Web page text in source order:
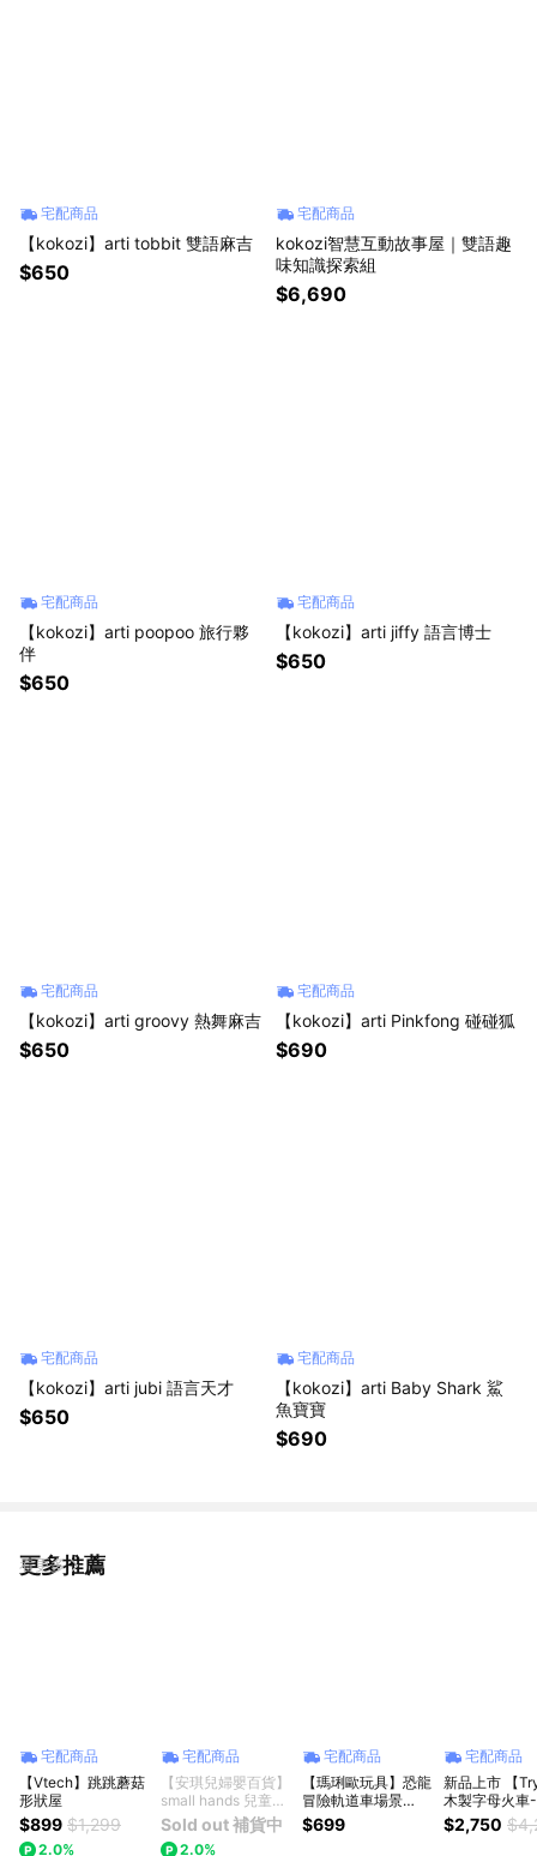
宅配商品
【kokozi】arti tobbit 雙語麻吉
$650
宅配商品
kokozi智慧互動故事屋｜雙語趣
味知識探索組
$6,690
宅配商品
【kokozi】arti poopoo 旅行夥
伴
$650
宅配商品
【kokozi】arti jiffy 語言博士
$650
宅配商品
【kokozi】arti groovy 熱舞麻吉
$650
宅配商品
【kokozi】arti Pinkfong 碰碰狐
$690
宅配商品
【kokozi】arti jubi 語言天才
$650
宅配商品
【kokozi】arti Baby Shark 鯊
魚寶寶
$690
更多推薦
看更多
宅配商品
【Vtech】跳跳蘑菇
形狀屋
$899 $1,299
2.0%
宅配商品
【安琪兒婦嬰百貨】
small hands 兒童小
手布書(農場篇)
Sold out 補貨中
2.0%
宅配商品
【瑪琍歐玩具】恐龍
冒險軌道車場景
組/ZX-663A
$699
宅配商品
新品上市 【
木製字母火車
組
$2,750